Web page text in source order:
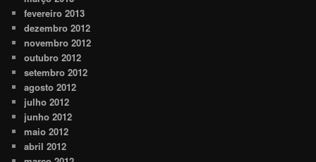
fevereiro 2013
dezembro 2012
novembro 2012
outubro 2012
setembro 2012
agosto 2012
julho 2012
junho 2012
maio 2012
abril 2012